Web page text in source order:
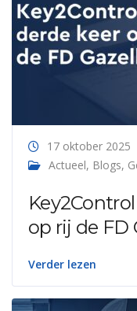
17 oktober 2025
Actueel, Blogs,
op rij de FD
Verder lezen